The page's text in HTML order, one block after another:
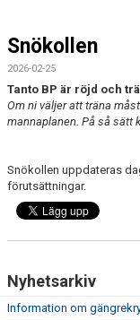
KONTAKTPERSONER
REYMERS-TRÄNING
MATERIAL
KÖPA MATCHTRÖJA
DOKUMENT
Snökollen
2026-02-25
Tanto BP är röjd och
Om ni väljer att träna
mannaplanen. På så sätt
Snökollen uppdateras
förutsättningar.
Nyhetsarkiv
Information om